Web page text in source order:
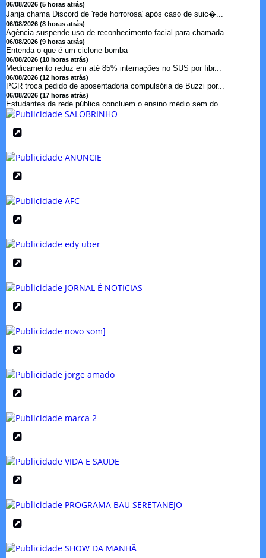
06/08/2026 (5 horas atrás)
Janja chama Discord de 'rede horrorosa' após caso de suic�...
06/08/2026 (8 horas atrás)
Agência suspende uso de reconhecimento facial para chamada...
06/08/2026 (9 horas atrás)
Entenda o que é um ciclone-bomba
06/08/2026 (10 horas atrás)
Medicamento reduz em até 85% internações no SUS por fibr...
06/08/2026 (12 horas atrás)
PGR troca pedido de aposentadoria compulsória de Buzzi por...
06/08/2026 (17 horas atrás)
Estudantes da rede pública concluem o ensino médio sem do...